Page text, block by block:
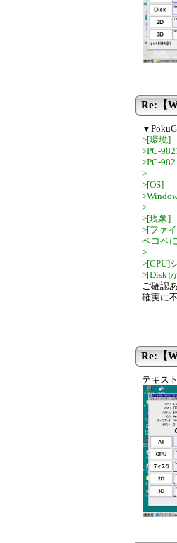
Re:【
▼PokuG
>[環境]
>PC-
>PC-
>
>[OS]
>
>[現象]
>[ファ
ベコベ
>
>[CPU]
>[Disk]
ご確認
確実に
Re:【
テキス